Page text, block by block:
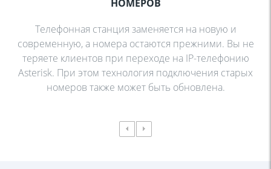
НОМЕРОВ
Телефонная станция заменяется на новую и
современную, а номера остаются прежними. Вы не
теряете клиентов при переходе на IP-телефонию
Asterisk. При этом технология подключения старых
номеров также может быть обновлена.